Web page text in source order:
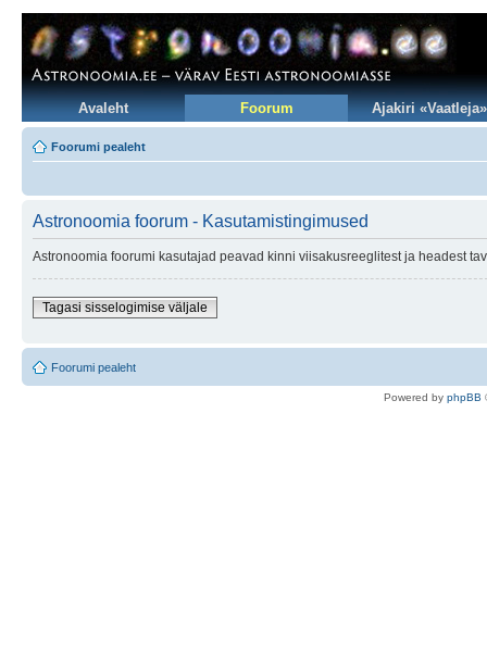
Avaleht Foorum Ajakiri «Vaatleja»
Foorumi pealeht
Astronoomia foorum - Kasutamistingimused
Astronoomia foorumi kasutajad peavad kinni viisakusreeglitest ja headest
Tagasi sisselogimise väljale
Foorumi pealeht
Powered by phpBB